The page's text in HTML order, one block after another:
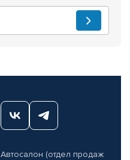
Автосалон (отдел продаж